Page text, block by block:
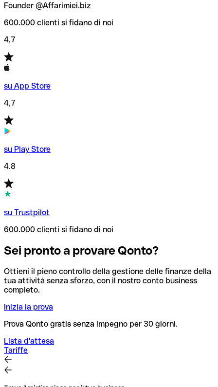
Founder @Affarimiei.biz
600.000 clienti si fidano di noi
4,7
su App Store
4,7
su Play Store
4.8
su Trustpilot
600.000 clienti si fidano di noi
Sei pronto a provare Qonto?
Ottieni il pieno controllo della gestione delle finanze della
tua attività senza sforzo, con il nostro conto business
completo.
Inizia la prova
Prova Qonto gratis senza impegno per 30 giorni.
Lista d'attesa
Tariffe